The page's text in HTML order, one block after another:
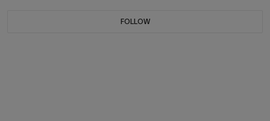
FOLLOW